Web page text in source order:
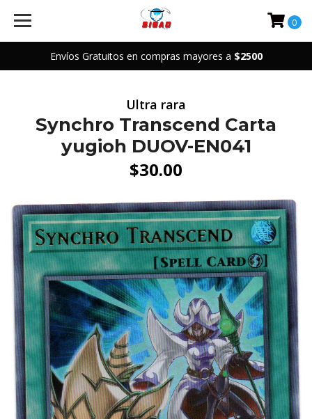
Envíos Gratuitos en compras mayores a $2500
0
Ultra rara
Synchro Transcend Carta
yugioh DUOV-EN041
$30.00